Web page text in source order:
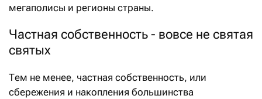
мегаполисы и регионы страны.
Частная собственность - вовсе не святая
святых
Тем не менее, частная собственность, или
сбережения и накопления большинства